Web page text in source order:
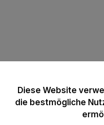
Diese Website
die bestmögliche